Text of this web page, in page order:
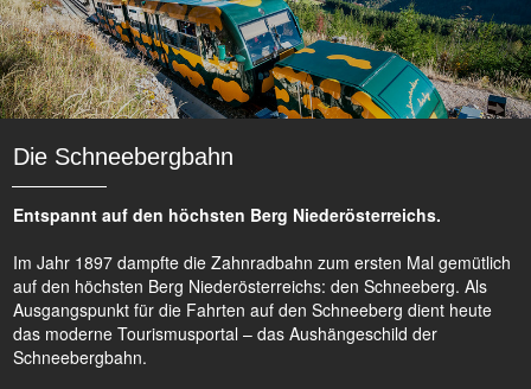
Die Schneebergbahn
Entspannt auf den höchsten Berg Niederösterreichs.
Im Jahr 1897 dampfte die Zahnradbahn zum ersten Mal gemütlich
auf den höchsten Berg Niederösterreichs: den Schneeberg. Als
Ausgangspunkt für die Fahrten auf den Schneeberg dient heute
das moderne Tourismusportal – das Aushängeschild der
Schneebergbahn.